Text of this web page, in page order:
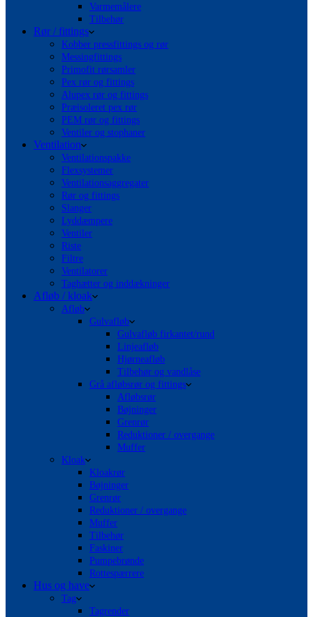
Varmemålere
Tilbehør
Rør / fittings
Kobber pressfittings og rør
Messingfittings
Primofit rørsamler
Pex rør og fittings
Alupex rør og fittings
Præisoleret pex rør
PEM rør og fittings
Ventiler og stophaner
Ventilation
Ventilationspakke
Flexsystemer
Ventilationsaggregater
Rør og fittings
Slanger
Lyddæmpere
Ventiler
Riste
Filtre
Ventilatorer
Taghætter og inddækninger
Afløb / kloak
Afløb
Gulvafløb
Gulvafløb firkantet/rund
Linjeafløb
Hjørneafløb
Tilbehør og vandlåse
Grå afløbsrør og fittings
Afløbsrør
Bøjninger
Grenrør
Reduktioner / overgange
Muffer
Kloak
Kloakrør
Bøjninger
Grenrør
Reduktioner / overgange
Muffer
Tilbehør
Faskiner
Pumpebrønde
Rottespærrere
Hus og have
Tag
Tagrender